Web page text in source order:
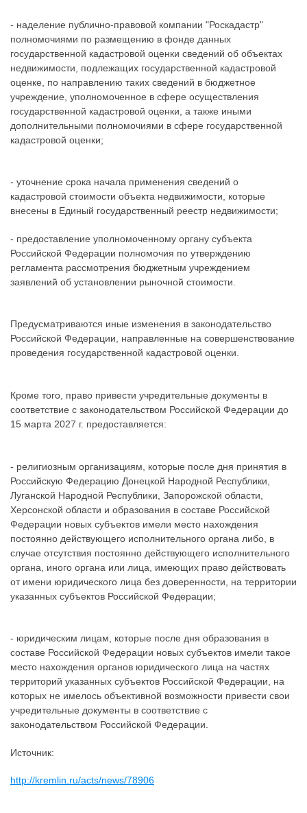
- наделение публично-правовой компании "Роскадастр"
полномочиями по размещению в фонде данных
государственной кадастровой оценки сведений об объектах
недвижимости, подлежащих государственной кадастровой
оценке, по направлению таких сведений в бюджетное
учреждение, уполномоченное в сфере осуществления
государственной кадастровой оценки, а также иными
дополнительными полномочиями в сфере государственной
кадастровой оценки;
- уточнение срока начала применения сведений о
кадастровой стоимости объекта недвижимости, которые
внесены в Единый государственный реестр недвижимости;
- предоставление уполномоченному органу субъекта
Российской Федерации полномочия по утверждению
регламента рассмотрения бюджетным учреждением
заявлений об установлении рыночной стоимости.
Предусматриваются иные изменения в законодательство
Российской Федерации, направленные на совершенствование
проведения государственной кадастровой оценки.
Кроме того, право привести учредительные документы в
соответствие с законодательством Российской Федерации до
15 марта 2027 г. предоставляется:
- религиозным организациям, которые после дня принятия в
Российскую Федерацию Донецкой Народной Республики,
Луганской Народной Республики, Запорожской области,
Херсонской области и образования в составе Российской
Федерации новых субъектов имели место нахождения
постоянно действующего исполнительного органа либо, в
случае отсутствия постоянно действующего исполнительного
органа, иного органа или лица, имеющих право действовать
от имени юридического лица без доверенности, на территории
указанных субъектов Российской Федерации;
- юридическим лицам, которые после дня образования в
составе Российской Федерации новых субъектов имели такое
место нахождения органов юридического лица на частях
территорий указанных субъектов Российской Федерации, на
которых не имелось объективной возможности привести свои
учредительные документы в соответствие с
законодательством Российской Федерации.
Источник:
http://kremlin.ru/acts/news/78906